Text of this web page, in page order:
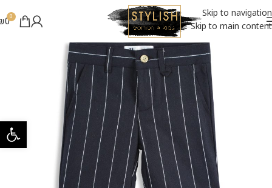
Skip to navigation
Skip to main content
0
0
SALE - ₪49
פתח